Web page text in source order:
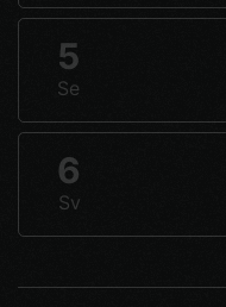
5
Se
6
Sv